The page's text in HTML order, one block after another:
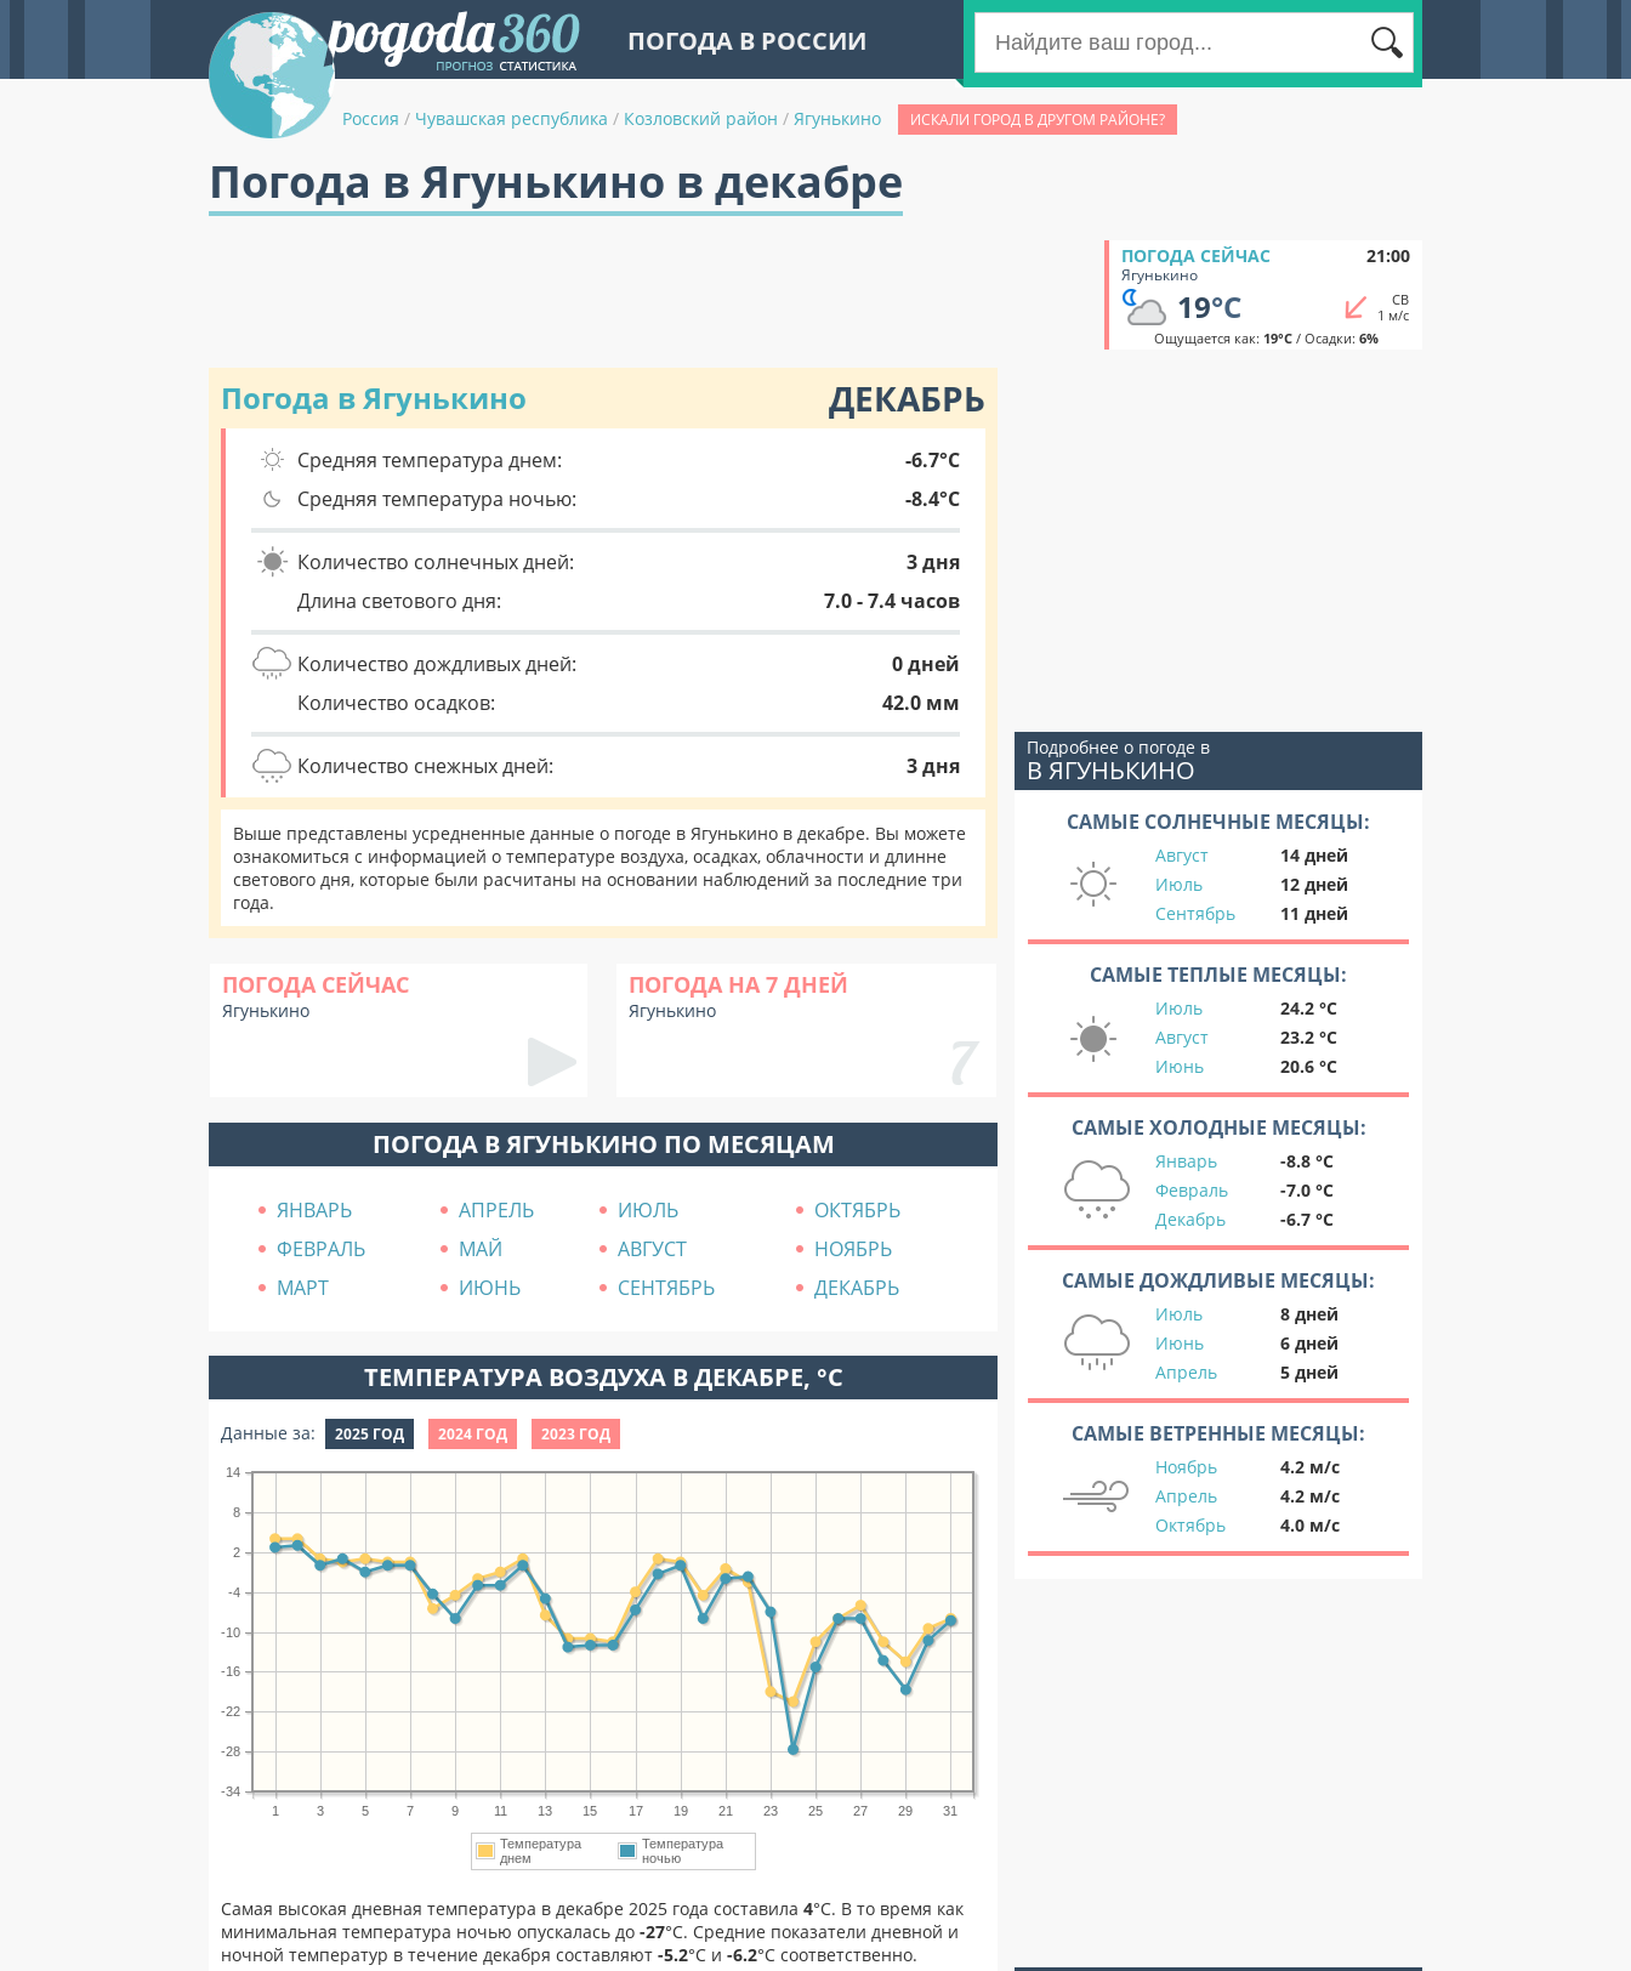
ПОГОДА В РОССИИ
Россия / Чувашская республика / Козловский район / Ягунькино ИСКАЛИ ГОРОД В ДРУГОМ РАЙОНЕ?
Погода в Ягунькино в декабре
ПОГОДА СЕЙЧАС 21:00
Ягунькино
19°C
СВ
1 м/с
Ощущается как: 19°C/ Осадки: 6%
Погода в Ягунькино ДЕКАБРЬ
Средняя температура днем:
-6.7°C
Средняя температура ночью:
-8.4°C
Количество солнечных дней:
3 дня
Длина светового дня:
7.0 - 7.4 часов
Количество дождливых дней:
0 дней
Количество осадков:
42.0 мм
Количество снежных дней: 3 дня
Выше представлены усредненные данные о погоде в Ягунькино в декабре. Вы можете
ознакомиться с информацией о температуре воздуха, осадках, облачности и длинне
светового дня, которые были расчитаны на основании наблюдений за последние три
года.
ПОГОДА СЕЙЧАС
Ягунькино
ПОГОДА НА 7 ДНЕЙ
Ягунькино
ПОГОДА В ЯГУНЬКИНО ПО МЕСЯЦАМ
ЯНВАРЬ АПРЕЛЬ ИЮЛЬ
ОКТЯБРЬ
ФЕВРАЛЬ
МАЙ АВГУСТ
НОЯБРЬ
МАРТ
ИЮНЬ СЕНТЯБРЬ ДЕКАБРЬ
ТЕМПЕРАТУРА ВОЗДУХА В ДЕКАБРЕ, °C
Данные за: 2025 ГОД 2024 ГОД 2023 ГОД
1 3 5 7 9 11 13 15 17 19 21 23 25 27 29 31
-34
-28
-22
-16
-10
-4
2
8
14
Температура
днем
Температура
ночью
Самая высокая дневная температура в декабре 2025 года составила 4°С. В то время как
минимальная температура ночью опускалась до -27°C. Средние показатели дневной и
ночной температур в течение декабря составляют -5.2°С и -6.2°С соответственно.
Подробнее о погоде в
В ЯГУНЬКИНО
САМЫЕ СОЛНЕЧНЫЕ МЕСЯЦЫ:
Август
14 дней
Июль
12 дней
Сентябрь
11 дней
САМЫЕ ТЕПЛЫЕ МЕСЯЦЫ:
Июль
24.2 °C
Август
23.2 °C
Июнь
20.6 °C
САМЫЕ ХОЛОДНЫЕ МЕСЯЦЫ:
Январь
-8.8 °C
Февраль
-7.0 °C
Декабрь
-6.7 °C
САМЫЕ ДОЖДЛИВЫЕ МЕСЯЦЫ:
Июль
8 дней
Июнь
6 дней
Апрель
5 дней
САМЫЕ ВЕТРЕННЫЕ МЕСЯЦЫ:
Ноябрь
4.2 м/с
Апрель
4.2 м/с
Октябрь
4.0 м/с